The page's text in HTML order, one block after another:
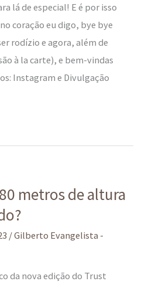
lá de especial! E é por isso
coração eu digo, bye bye
rodízio e agora, além de
à la carte), e bem-vindas
Instagram e Divulgação
metros de altura
/Gilberto Evangelista -
da nova edição do Trust